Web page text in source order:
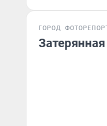
ГОРОД